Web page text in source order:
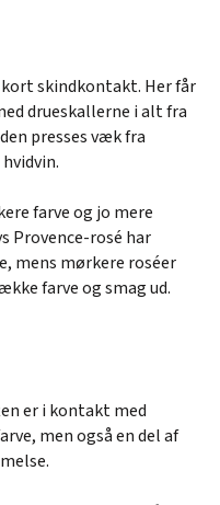
skindkontakt. Her får
drueskallerne i alt fra
presses væk fra
farve og jo mere
Provence-rosé har
mens mørkere roséer
farve og smag ud.
er i kontakt med
men også en del af